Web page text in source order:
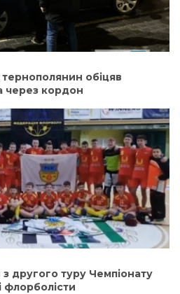
обіцяв
через кордон
другого туру Чемпіонату
флорболісти